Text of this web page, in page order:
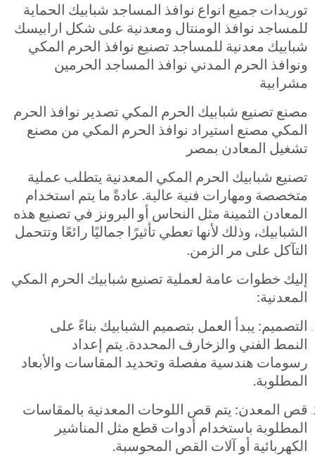
توريدات جميع انواع نوافذ المساجد شبابيك الحماية
للمساجد نوافذ الومنتال ومعدنية على شكل ارابيسك
شبابيك معدنية للمساجد تصنيع نوافذ الحرم المكي
ونوافذ الحرم المدني نوافذ المساجد الحرمين
مشرابية
مصنع تصنيع شبابيك الحرم المكي تصدير نوافذ الحرم
المكي مصنع استيراد نوافذ الحرم المكي من مصنع
تشغيل المعادن بمصر
تصنيع شبابيك الحرم المكي المعدنية يتطلب عملية
متخصصة ومهارات فنية عالية. عادةً ما يتم استخدام
المعادن الثمينة مثل النحاس أو البرونز في تصنيع هذه
الشبابيك، وذلك لأنها تعطي تأثيرًا جماليًا رائعًا وتتحمل
التآكل على مر الزمن.
إليك خطوات عامة لعملية تصنيع شبابيك الحرم المكي
المعدنية:
التصميم: يبدأ العمل بتصميم الشبابيك بناءً على
النمط الفني والزخارف المحددة. يتم إعداد
رسومات هندسية مفصلة وتحديد المقاسات والأبعاد
المطلوبة.
قص المعدن: يتم قص اللوحات المعدنية بالمقاسات
المطلوبة باستخدام أدوات قطع مثل المناشير
الكهربائية أو آلات القص المحوسبة.